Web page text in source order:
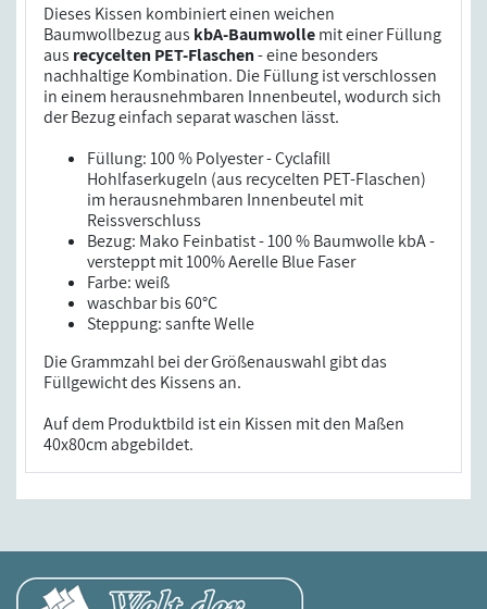
Dieses Kissen kombiniert einen weichen
Baumwollbezug aus kbA-Baumwollemit einer Füllung
aus recycelten PET-Flaschen- eine besonders
nachhaltige Kombination. Die Füllung ist verschlossen
in einem herausnehmbaren Innenbeutel, wodurch sich
der Bezug einfach separat waschen lässt.
Füllung: 100 % Polyester - Cyclafill
Hohlfaserkugeln (aus recycelten PET-Flaschen)
im herausnehmbaren Innenbeutel mit
Reissverschluss
Bezug: Mako Feinbatist - 100 % Baumwolle kbA -
versteppt mit 100% Aerelle Blue Faser
Farbe: weiß
waschbar bis 60°C
Steppung: sanfte Welle
Die Grammzahl bei der Größenauswahl gibt das
Füllgewicht des Kissens an.
Auf dem Produktbild ist ein Kissen mit den Maßen
40x80cm abgebildet.